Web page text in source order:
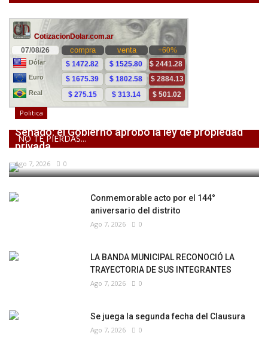
NO TE PIERDAS...
Politica
Senado: el Gobierno aprobó la ley de propiedad
privada,...
Ago 7, 2026 0
Conmemorable acto por el 144°
aniversario del distrito
Ago 7, 2026 0
LA BANDA MUNICIPAL RECONOCIÓ LA
TRAYECTORIA DE SUS INTEGRANTES
Ago 7, 2026 0
Se juega la segunda fecha del Clausura
Ago 7, 2026 0